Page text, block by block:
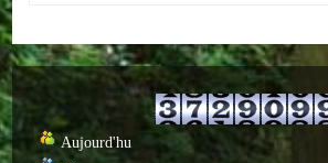
Services
Culturelles
Aujourd'hu